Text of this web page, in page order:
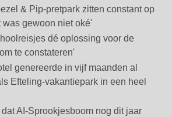
& Pip-pretpark zitten constant op
was gewoon niet oké'
dé oplossing voor de
te constateren'
genereerde in vijf maanden al
Efteling-vakantiepark in een heel
AI-Sprookjesboom nog dit jaar